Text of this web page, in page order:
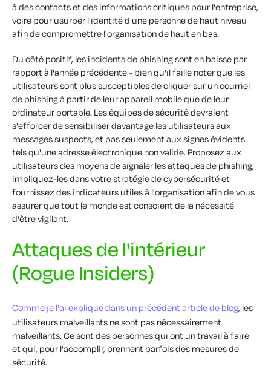
à des contacts et des informations critiques pour l'entreprise,
voire pour usurper l'identité d'une personne de haut niveau
afin de compromettre l'organisation de haut en bas.
Du côté positif, les incidents de phishing sont en baisse par
rapport à l'année précédente - bien qu'il faille noter que les
utilisateurs sont plus susceptibles de cliquer sur un courriel
de phishing à partir de leur appareil mobile que de leur
ordinateur portable. Les équipes de sécurité devraient
s'efforcer de sensibiliser davantage les utilisateurs aux
messages suspects, et pas seulement aux signes évidents
tels qu'une adresse électronique non valide. Proposez aux
utilisateurs des moyens de signaler les attaques de phishing,
impliquez-les dans votre stratégie de cybersécurité et
fournissez des indicateurs utiles à l'organisation afin de vous
assurer que tout le monde est conscient de la nécessité
d'être vigilant.
Attaques de l'intérieur
(Rogue Insiders)
Comme je l'ai expliqué dans un précédent article de blog, les
utilisateurs malveillants ne sont pas nécessairement
malveillants. Ce sont des personnes qui ont un travail à faire
et qui, pour l'accomplir, prennent parfois des mesures de
sécurité.